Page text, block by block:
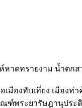
หาดทรายงาม น้ำตก
องทับเที่ยง เมืองท่
ณฑ์พระยารัษฎานุปร